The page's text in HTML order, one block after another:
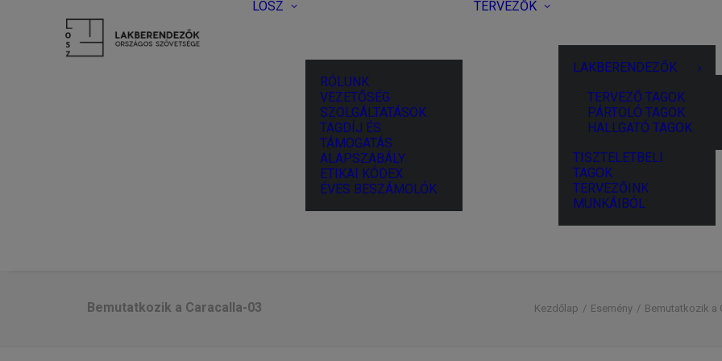
LOSZ
RÓLUNK
VEZETŐSÉG
SZOLGÁLTATÁSOK
TAGDÍJ ÉS
TÁMOGATÁS
ALAPSZABÁLY
ETIKAI KÓDEX
ÉVES BESZÁMOLÓK
TERVEZŐK
LAKBERENDEZŐK
TERVEZŐ TAGOK
PÁRTOLÓ TAGOK
HALLGATÓ TAGOK
TISZTELETBELI
TAGOK
TERVEZŐINK
MUNKÁIBÓL
Bemutatkozik a Caracalla-03 Kezdőlap Esemény Bemutatkozik a